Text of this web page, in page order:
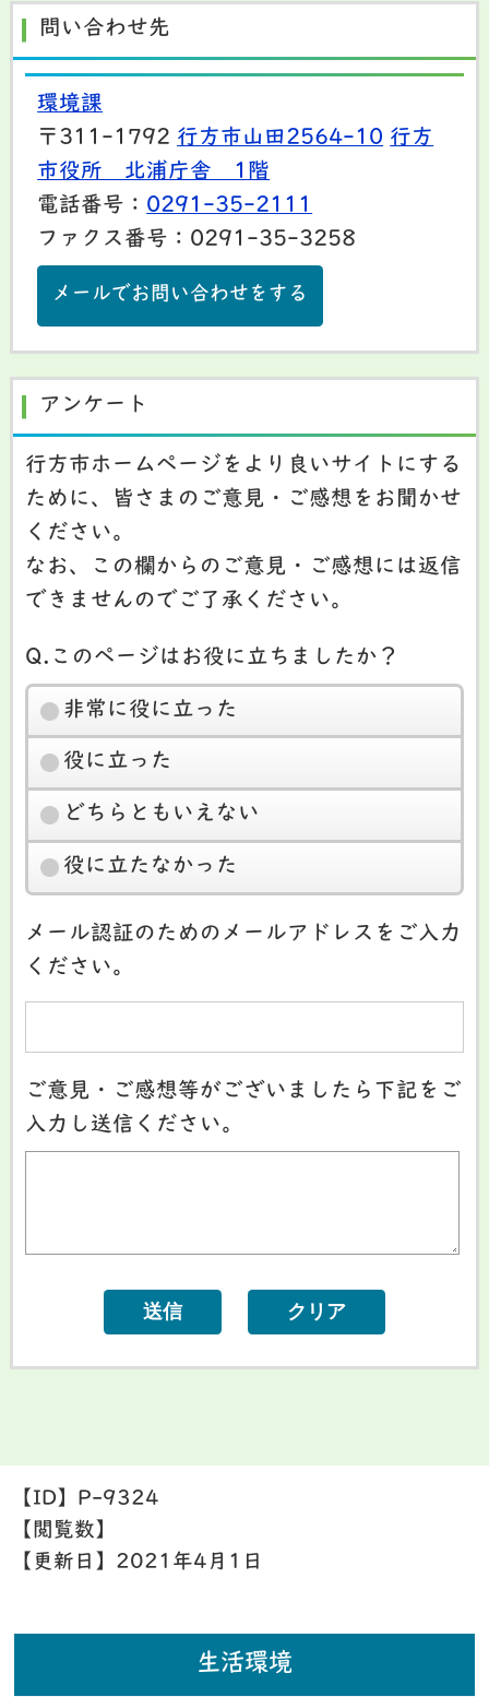
問い合わせ先
環境課
〒311-1792 行方市山田2564-10 行方
市役所 北浦庁舎 1階
電話番号： 0291-35-2111
ファクス番号：0291-35-3258
メールでお問い合わせをする
アンケート
行方市ホームページをより良いサイトにする
ために、皆さまのご意見・ご感想をお聞かせ
ください。
なお、この欄からのご意見・ご感想には返信
できませんのでご了承ください。
Q.このページはお役に立ちましたか？
非常に役に立った
役に立った
どちらともいえない
役に立たなかった
メール認証のためのメールアドレスをご入力
ください。
ご意見・ご感想等がございましたら下記をご
入力し送信ください。
【ID】 P-9324
【閲覧数】
【更新日】 2021年4月1日
生活環境